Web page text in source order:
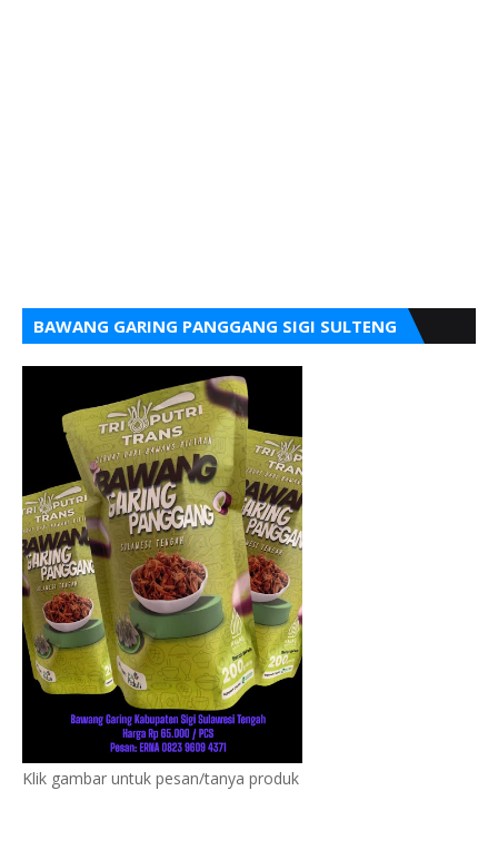
BAWANG GARING PANGGANG SIGI SULTENG
Klik gambar untuk pesan/tanya produk